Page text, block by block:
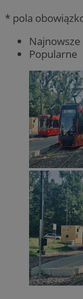
* pola
Najnowsze
Popularne